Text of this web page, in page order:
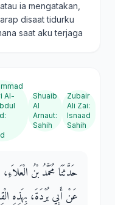
ia mengatakan,
disaat tidurku
saat aku terjaga
Al-
:
Shuaib
Al
Arnaut:
Sahih
Zubair
Ali Zai:
Isnaad
Sahih
حَدَّثَنَا مُحَمَّدُ بْنُ
عَنْ أَبِي بُرْدَةَ، بِهَذِهِ